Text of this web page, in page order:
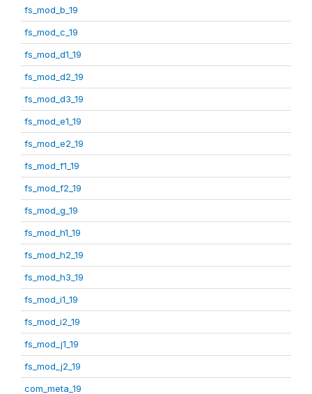
fs_mod_b_19
fs_mod_c_19
fs_mod_d1_19
fs_mod_d2_19
fs_mod_d3_19
fs_mod_e1_19
fs_mod_e2_19
fs_mod_f1_19
fs_mod_f2_19
fs_mod_g_19
fs_mod_h1_19
fs_mod_h2_19
fs_mod_h3_19
fs_mod_i1_19
fs_mod_i2_19
fs_mod_j1_19
fs_mod_j2_19
com_meta_19